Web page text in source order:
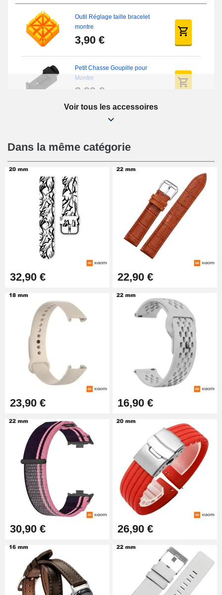
Outil Réglage taille bracelet
montre
3,90 €
Petit Chasse Goupille pour
Montre
3,90 €
Chasses Goupille Long Montre
19,08 €
Chasse-Goupille Montre
4,90 €
Outil Changement Bracelet
Montre Professionnel
Outil Bracelet Montre pas cher
Kit pour Raccourcir Bracelet
Kit Réparation Montre Débutant
Pied à Coulisse Numérique
9,90 €
Kit Horlogerie Débutant
26,90 €
Marteau Horloger pour Goupille
Kit pour Réduire Bracelet
Montre Métal
Voir tous les accessoires
Dans la même catégorie
32,90 € 22,90 €
23,90 € 16,90 €
30,90 € 26,90 €